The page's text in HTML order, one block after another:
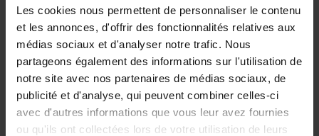
Les cookies nous permettent de personnaliser le contenu
et les annonces, d'offrir des fonctionnalités relatives aux
médias sociaux et d'analyser notre trafic. Nous
partageons également des informations sur l'utilisation de
notre site avec nos partenaires de médias sociaux, de
publicité et d'analyse, qui peuvent combiner celles-ci
avec d'autres informations que vous leur avez fournies
ou qu'ils ont collectées lors de votre utilisation de leurs
Building Bonds = Building
Business
Jochen Roef Jozefien De Feyter
Carolien Boom
Couverture souple
2025 200
€29,99